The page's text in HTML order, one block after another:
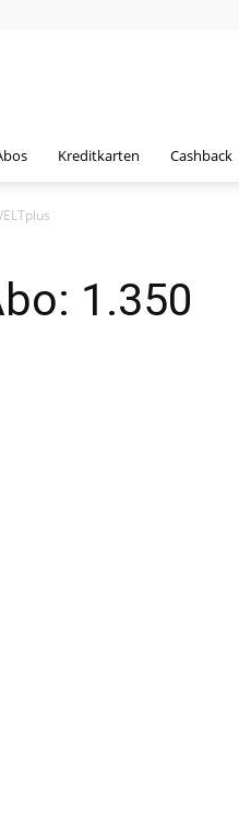
Kreditkarten Cashback
1.350